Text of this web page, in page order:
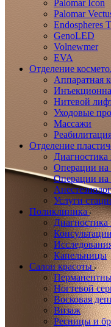
Palomar Icon
Palomar
Endospheres
GenoLED
Volnewmer
EVA
Отделение
Аппаратная
Нитевой
Уходовые
Массажи
Отделение
Диагностика
Операции на
Операции на
Услуги
Поликлиника
Диагностика
Капельницы
Салон красоты
Ногтевой
Восковая
Визаж
Ресницы и